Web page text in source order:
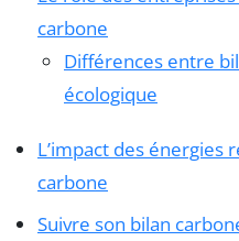
carbone
Différences entre
écologique
L’impact des énergies
carbone
Suivre son bilan